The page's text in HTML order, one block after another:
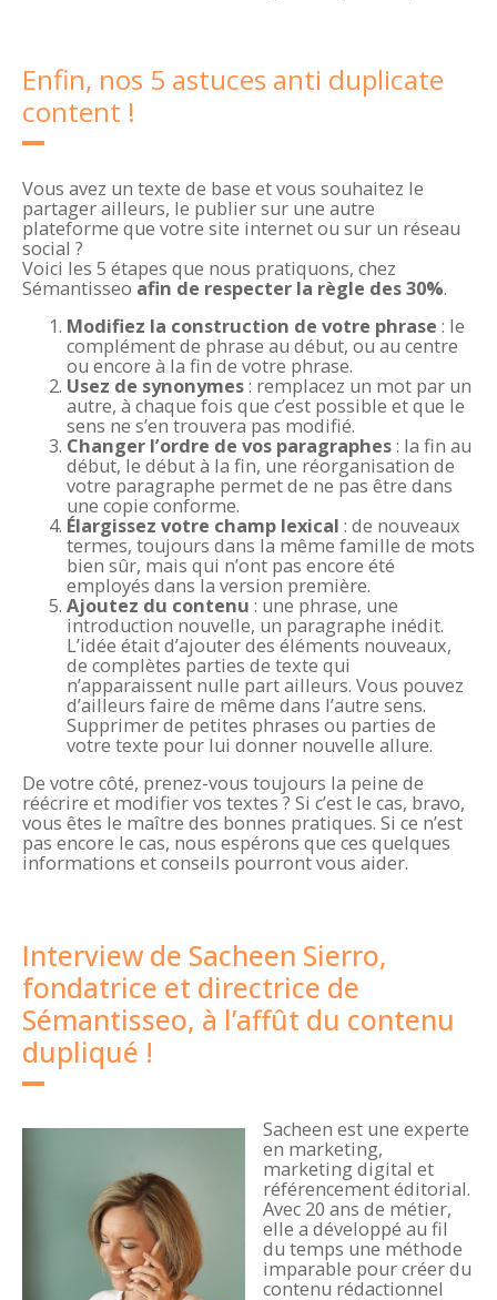
Enfin, nos 5 astuces anti duplicate
content !
Vous avez un texte de base et vous souhaitez le
partager ailleurs, le publier sur une autre
plateforme que votre site internet ou sur un réseau
social ?
Voici les 5 étapes que nous pratiquons, chez
Sémantisseo afin de respecter la règle des 30%.
Modifiez la construction de votre phrase : le
complément de phrase au début, ou au centre
ou encore à la fin de votre phrase.
Usez de synonymes: remplacez un mot par un
autre, à chaque fois que c’est possible et que le
sens ne s’en trouvera pas modifié.
Changer l’ordre de vos paragraphes: la fin au
début, le début à la fin, une réorganisation de
votre paragraphe permet de ne pas être dans
une copie conforme.
Élargissez votre champ lexical : de nouveaux
termes, toujours dans la même famille de mots
bien sûr, mais qui n’ont pas encore été
employés dans la version première.
Ajoutez du contenu : une phrase, une
introduction nouvelle, un paragraphe inédit.
L’idée était d’ajouter des éléments nouveaux,
de complètes parties de texte qui
n’apparaissent nulle part ailleurs. Vous pouvez
d’ailleurs faire de même dans l’autre sens.
Supprimer de petites phrases ou parties de
votre texte pour lui donner nouvelle allure.
De votre côté, prenez-vous toujours la peine de
réécrire et modifier vos textes ? Si c’est le cas, bravo,
vous êtes le maître des bonnes pratiques. Si ce n’est
pas encore le cas, nous espérons que ces quelques
informations et conseils pourront vous aider.
Interview de Sacheen Sierro,
fondatrice et directrice de
Sémantisseo, à l’affût du contenu
dupliqué !
Sacheen est une experte
en marketing,
marketing digital et
référencement éditorial.
Avec 20 ans de métier,
elle a développé au fil
du temps une méthode
imparable pour créer du
contenu rédactionnel